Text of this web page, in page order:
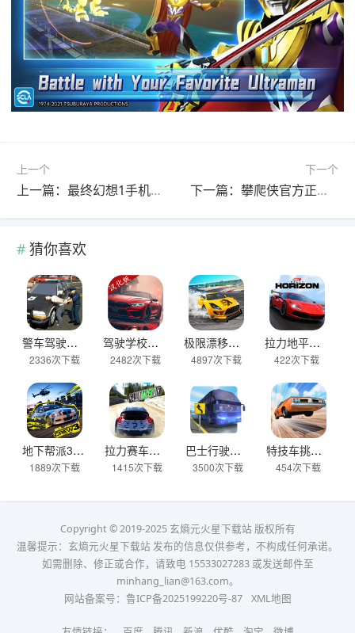
上一个
上一篇：最终幻想1手机版 v2022.04.07.11安卓版
下一个
下一篇：攀爬侠官方正版 v15安卓版
猜你喜欢
警车驾驶模拟器官方正版 v2.6安卓版
2336次下载
驾驶学校模拟汉化版(Driving School sim) v13.4安卓版
2482次下载
极限漂移与氮气赛车手游 v0.0.45安卓版
4897次下载
拉力地平线汉化版 v2.5.10安卓版
422次下载
地下帮派3 v2.2安卓版
1889次下载
拉力赛车越野官方版 v2.6.7安卓版
1415次下载
巴士行驶模拟器官方版 v5.06.0安卓版
3500次下载
特技车挑战赛3官方版(StuntCar3) v4.07安卓版
454次下载
Copyright © 2019-2025 玄熵元火星下载站 版权所有
温馨提示：玄熵元火星下载站 发布的信息仅供参考，不构成任何承诺。
如需删除、修正或合作，请致电 15533027283 或发送邮件至
minhang_lian@163.com。
网站备案号： 鲁ICP备2025199220号-87 XML地图